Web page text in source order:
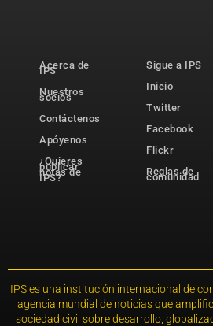
Acerca de
IPS
Nuestros
socios
Contáctenos
Apóyenos
¿Quieres
publicar
notas de
IPS?
Sigue a IPS
Inicio
Twitter
Facebook
Flickr
Reglas de
comunidad
IPS es una institución internacional de
agencia mundial de noticias que
sociedad civil sobre desarrollo,